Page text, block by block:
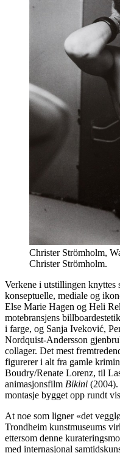
Christer Strömholm,
Christer Strömholm.
Verkene i utstillingen knyttes
konseptuelle, mediale og
Else Marie Hagen og Heli
motebransjens
i farge, og Sanja Iveković,
Nordquist-Andersson
collager. Det mest
figurerer i alt fra gamle
Boudry/Renate Lorenz, til
animasjonsfilm Bikini
montasje bygget opp rundt
At noe som ligner «det
Trondheim kunstmuseums
ettersom denne
med internasjonal